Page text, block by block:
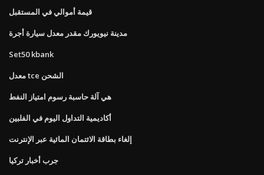
قيمة أموالي في المستقبل
مدينة نيويورك مقدر معدل سيارة أجرة
Set50 kbank
معدل tce الشحن
هي آلة حاسبة رسوم امتياز النفط
أكاديمية التداول اليوم في الفلبين
إلغاء بطاقة الائتمان المائية عبر الإنترنت
جرب أخبار تركيا